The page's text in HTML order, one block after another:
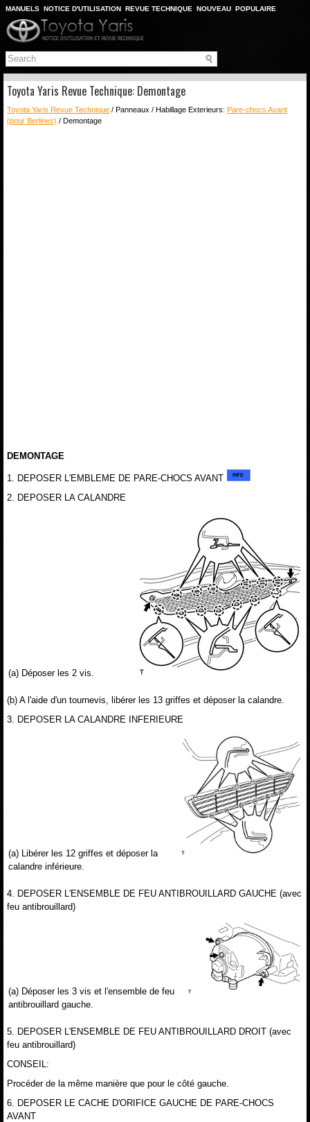
MANUELS NOTICE D'UTILISATION REVUE TECHNIQUE NOUVEAU POPULAIRE
PLAN DU SITE
CHERCHER
Toyota Yaris Revue Technique: Demontage
Toyota Yaris Revue Technique / Panneaux / Habillage Exterieurs: Pare-chocs Avant
(pour Berlines) / Demontage
DEMONTAGE
1. DEPOSER L'EMBLEME DE PARE-CHOCS AVANT
2. DEPOSER LA CALANDRE
(a) Déposer les 2 vis.
(b) A l'aide d'un tournevis, libérer les 13 griffes et déposer la calandre.
3. DEPOSER LA CALANDRE INFERIEURE
(a) Libérer les 12 griffes et déposer la
calandre inférieure.
4. DEPOSER L'ENSEMBLE DE FEU ANTIBROUILLARD GAUCHE (avec
feu antibrouillard)
(a) Déposer les 3 vis et l'ensemble de feu
antibrouillard gauche.
5. DEPOSER L'ENSEMBLE DE FEU ANTIBROUILLARD DROIT (avec
feu antibrouillard)
CONSEIL:
Procéder de la même manière que pour le côté gauche.
6. DEPOSER LE CACHE D'ORIFICE GAUCHE DE PARE-CHOCS
AVANT